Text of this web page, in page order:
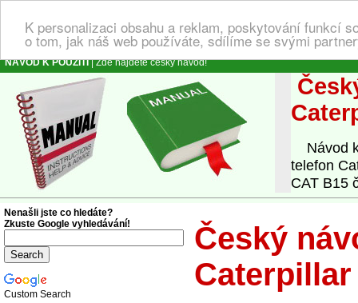
K personalizaci obsahu a reklam, poskytování funkcí
o tom, jak náš web používáte, sdílíme se svými
NÁVOD K POUŽITÍ| Zde najdete český návod!
Návod k
telefon
CAT B15
Český
Caterpillar
Nenašli jste co hledáte?
Zkuste Google vyhledávání!
Custom Search